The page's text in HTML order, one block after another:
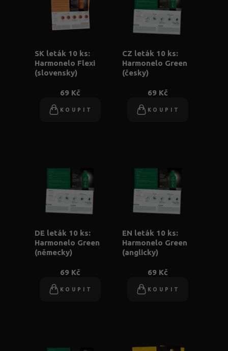
SK leták 10 ks:
Harmonelo Flexi
(slovensky)
69 Kč
KOUPIT
CZ leták 10 ks:
Harmonelo Green
(česky)
69 Kč
KOUPIT
DE leták 10 ks:
Harmonelo Green
(německy)
69 Kč
KOUPIT
EN leták 10 ks:
Harmonelo Green
(anglicky)
69 Kč
KOUPIT